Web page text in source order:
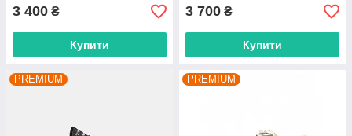
3 400 ₴
Купити
3 700 ₴
Купити
PREMIUM PREMIUM